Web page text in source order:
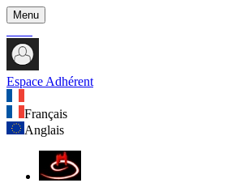
Menu
Espace Adhérent
Français
Anglais